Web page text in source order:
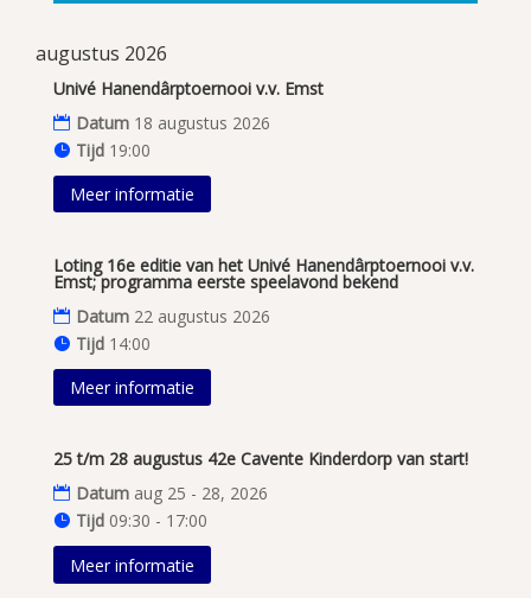
augustus 2026
Univé Hanendârptoernooi v.v. Emst
Datum 18 augustus 2026
Tijd 19:00
Meer informatie
Loting 16e editie van het Univé Hanendârptoernooi v.v.
Emst; programma eerste speelavond bekend
Datum 22 augustus 2026
Tijd 14:00
Meer informatie
25 t/m 28 augustus 42e Cavente Kinderdorp van start!
Datum aug 25 - 28, 2026
Tijd 09:30 - 17:00
Meer informatie